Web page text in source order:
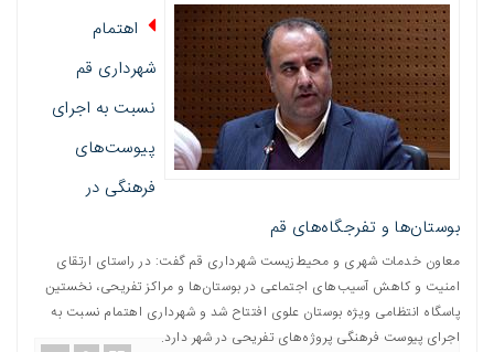
اهتمام
شهرداری قم
نسبت به اجرای
پیوست‌های
فرهنگی در
بوستان‌ها و تفرجگاه‌های قم
معاون خدمات شهری و محیط‌زیست شهرداری قم گفت: در راستای ارتقای
امنیت و کاهش آسیب‌های اجتماعی در بوستان‌ها و مراکز تفریحی، نخستین
پاسگاه انتظامی ویژه بوستان علوی افتتاح شد و شهرداری اهتمام نسبت به
اجرای پیوست فرهنگی پروژه‌های تفریحی در شهر دارد.